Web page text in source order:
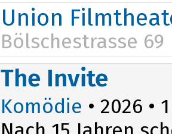
16:30
18:45
Union
Bölschestrasse 69
19:45
The Invite
Komödie • 2026 •